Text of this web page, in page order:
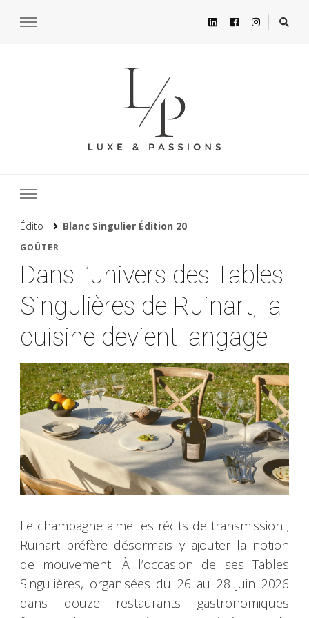
Édito Blanc Singulier Édition 20
GOÛTER
Dans l’univers des Tables
Singulières de Ruinart, la
cuisine devient langage
Le champagne aime les récits de transmission ;
Ruinart préfère désormais y ajouter la notion
de mouvement. À l’occasion de ses Tables
Singulières, organisées du 26 au 28 juin 2026
dans douze restaurants gastronomiques